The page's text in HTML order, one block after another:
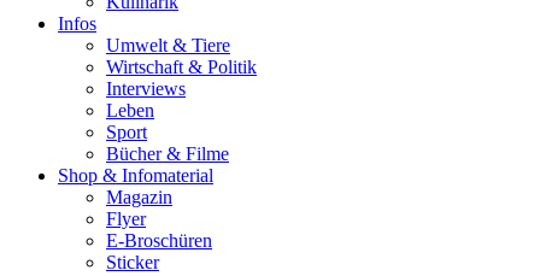
Infos
Umwelt & Tiere
Wirtschaft & Politik
Interviews
Leben
Sport
Bücher & Filme
Shop & Infomaterial
Magazin
Flyer
E-Broschüren
Sticker